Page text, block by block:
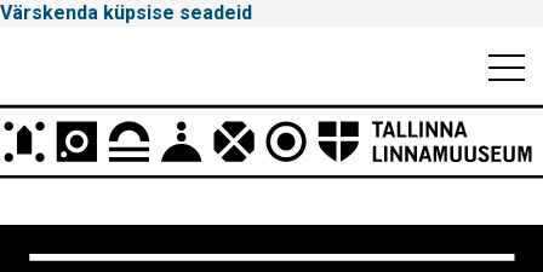
Värskenda küpsise seadeid
Peamenüü